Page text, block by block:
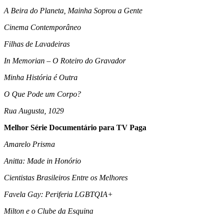
A Beira do Planeta, Mainha Soprou a Gente
Cinema Contemporâneo
Filhas de Lavadeiras
In Memorian – O Roteiro do Gravador
Minha História é Outra
O Que Pode um Corpo?
Rua Augusta, 1029
Melhor Série Documentário para TV Paga
Amarelo Prisma
Anitta: Made in Honório
Cientistas Brasileiros Entre os Melhores
Favela Gay: Periferia LGBTQIA+
Milton e o Clube da Esquina